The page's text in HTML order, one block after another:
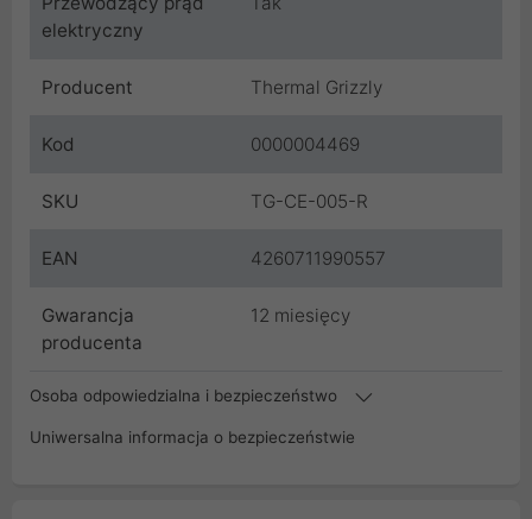
elektryczny
Producent Thermal Grizzly
Kod 0000004469
SKU TG-CE-005-R
EAN 4260711990557
Gwarancja
producenta
12 miesięcy
Osoba odpowiedzialna i bezpieczeństwo
Uniwersalna informacja o bezpieczeństwie